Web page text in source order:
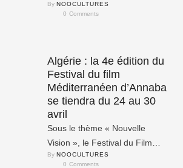
personnages réels et fictifs, «
By NOOCULTURES
0 Comments
Algérie : la 4e édition du
Festival du film
Méditerranéen d’Annaba
se tiendra du 24 au 30
avril
Sous le thème « Nouvelle
Vision », le Festival du Film
Méditerranéen d’Annaba fait
By NOOCULTURES
0 Comments